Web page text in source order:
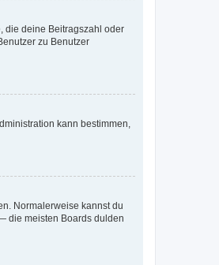
die deine Beitragszahl oder
zu Benutzer
kann bestimmen,
Normalerweise kannst du
die meisten Boards dulden